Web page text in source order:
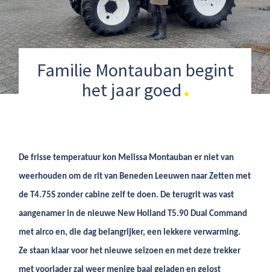
Familie Montauban begint
het jaar goed
De frisse temperatuur kon Melissa Montauban er niet van
weerhouden om de rit van Beneden Leeuwen naar Zetten met
de T4.75S zonder cabine zelf te doen. De terugrit was vast
aangenamer in de nieuwe New Holland T5.90 Dual Command
met airco en, die dag belangrijker, een lekkere verwarming.
Ze staan klaar voor het nieuwe seizoen en met deze trekker
met voorlader zal weer menige baal geladen en gelost